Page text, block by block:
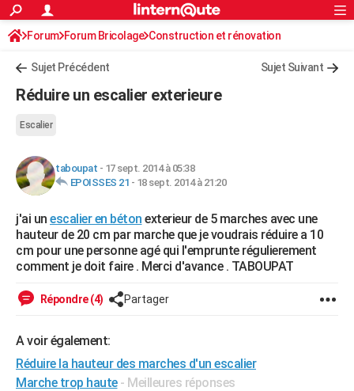
ACTUALITÉS
Politique
Société
Faits Divers
Education
Monde
Villes
+
Essais
Réserver un essai
Citadines
Berlines
SUV
Forum auto
+HIGH-TECH
BRICOLAGE
Forum
Aménagement intérieur
Extérieur
Cuisine
Salle de bains
Jardinage
Rangement
Guides de France
Escapades
Patrimoine
Expositions
Musées
Week-end nature
+
Art de vivre
Bien-être
Loisirs
Mode
Modes de vie
SANTE
Alimentation
Guide de la santé
Maladies
Médicaments
Sommeil
VOYAGE
Destinations
City break
Voyage nature
Voyage de noces
Forum
Climat
+
Rechercher
S'inscrire
Connexion
Forum Forum Bricolage Construction et rénovation
Sujet Précédent Sujet Suivant
Réduire un escalier exterieure
Escalier
taboupat - 17 sept. 2014 à 05:38
EPOISSES 21 - 18 sept. 2014 à 21:20
j'ai un escalier en béton exterieur de 5 marches avec une
hauteur de 20 cm par marche que je voudrais réduire a 10
cm pour une personne agé qui l'emprunte régulierement
comment je doit faire . Merci d'avance . TABOUPAT
Répondre (4) Partager
A voir également:
Réduire la hauteur des marches d'un escalier
Marche trop haute - Meilleures réponses